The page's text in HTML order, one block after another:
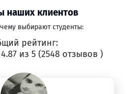
наших клиентов
выбирают студенты:
рейтинг:
4.87 из 5 (2548 отзывов )